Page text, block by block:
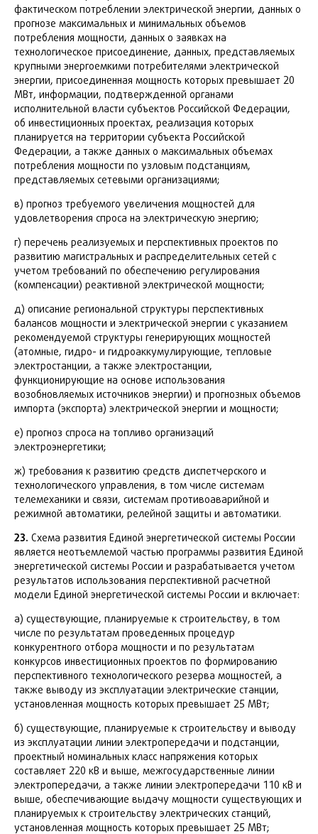
фактическом потреблении электрической энергии, данных о
прогнозе максимальных и минимальных объемов
потребления мощности, данных о заявках на
технологическое присоединение, данных, представляемых
крупными энергоемкими потребителями электрической
энергии, присоединенная мощность которых превышает 20
МВт, информации, подтвержденной органами
исполнительной власти субъектов Российской Федерации,
об инвестиционных проектах, реализация которых
планируется на территории субъекта Российской
Федерации, а также данных о максимальных объемах
потребления мощности по узловым подстанциям,
представляемых сетевыми организациями;
в) прогноз требуемого увеличения мощностей для
удовлетворения спроса на электрическую энергию;
г) перечень реализуемых и перспективных проектов по
развитию магистральных и распределительных сетей с
учетом требований по обеспечению регулирования
(компенсации) реактивной электрической мощности;
д) описание региональной структуры перспективных
балансов мощности и электрической энергии с указанием
рекомендуемой структуры генерирующих мощностей
(атомные, гидро- и гидроаккумулирующие, тепловые
электростанции, а также электростанции,
функционирующие на основе использования
возобновляемых источников энергии) и прогнозных объемов
импорта (экспорта) электрической энергии и мощности;
е) прогноз спроса на топливо организаций
электроэнергетики;
ж) требования к развитию средств диспетчерского и
технологического управления, в том числе системам
телемеханики и связи, системам противоаварийной и
режимной автоматики, релейной защиты и автоматики.
23. Схема развития Единой энергетической системы России
является неотъемлемой частью программы развития Единой
энергетической системы России и разрабатывается учетом
результатов использования перспективной расчетной
модели Единой энергетической системы России и включает:
а) существующие, планируемые к строительству, в том
числе по результатам проведенных процедур
конкурентного отбора мощности и по результатам
конкурсов инвестиционных проектов по формированию
перспективного технологического резерва мощностей, а
также выводу из эксплуатации электрические станции,
установленная мощность которых превышает 25 МВт;
б) существующие, планируемые к строительству и выводу
из эксплуатации линии электропередачи и подстанции,
проектный номинальных класс напряжения которых
составляет 220 кВ и выше, межгосударственные линии
электропередачи, а также линии электропередачи 110 кВ и
выше, обеспечивающие выдачу мощности существующих и
планируемых к строительству электрических станций,
установленная мощность которых превышает 25 МВт;